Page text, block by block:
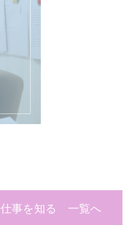
仕事を知る 一覧へ